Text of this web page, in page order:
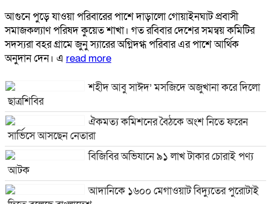
লাখ ভোটের ব্যবধানে জয়ী হলেন ইকরামুল হক
টিটু
ডেঙ্গুতে আরও ১১ জনের মৃত্যু, হাসপাতালে ভর্তি
২৯০৫
মনোনয়ন বাতিল
আগুনে পুড়ে যাওয়া পরিবারের পাশে দাড়ালো গোয়াইনঘাট প্রবাসী
সমাজকল্যাণ পরিষদ কুয়েত শাখা। গত রবিবার দেশের সমন্বয় কমিটির
সদস্যরা বহর গ্রামে জুনু স্যারের অগ্নিদগ্ধ পরিবার এর পাশে আর্থিক
অনুদান দেন। এ read more
শহীদ আবু সাঈদ’ মসজিদে অজুখানা করে দিলো
ছাত্রশিবির
ঐকমত্য কমিশনের বৈঠকে অংশ নিতে ফরেন
সার্ভিসে আসছেন নেতারা
বিজিবির অভিযানে ৯১ লাখ টাকার চোরাই পণ্য
আটক
আদানিকে ১৬০০ মেগাওয়াট বিদ্যুতের পুরোটাই